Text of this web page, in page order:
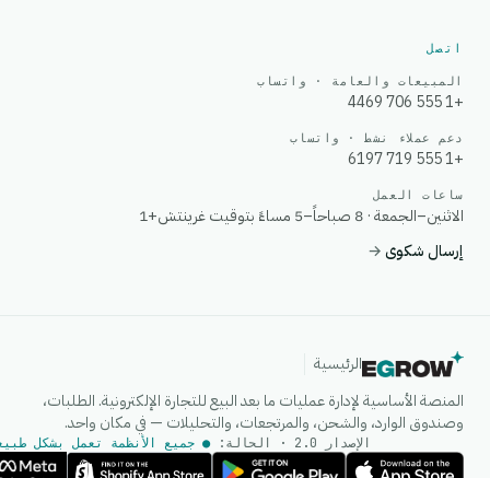
اتصل
المبيعات والعامة · واتساب
+1 555 706 4469
دعم عملاء نشط · واتساب
+1 555 719 6197
ساعات العمل
الاثنين–الجمعة · 8 صباحاً–5 مساءً بتوقيت غرينتش+1
إرسال شكوى→
الرئيسية
المنصة الأساسية لإدارة عمليات ما بعد البيع للتجارة الإلكترونية. الطلبات،
وصندوق الوارد، والشحن، والمرتجعات، والتحليلات — في مكان واحد.
الإصدار 2.0 · الحالة: ● جميع الأنظمة تعمل بشكل